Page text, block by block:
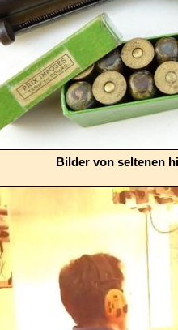
Bilder von seltenen